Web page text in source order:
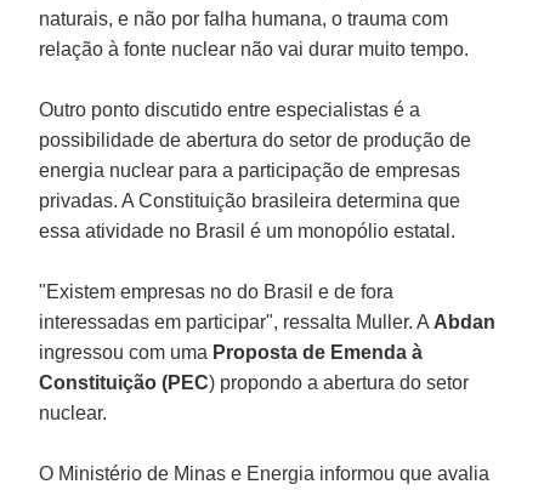
naturais, e não por falha humana, o trauma com
relação à fonte nuclear não vai durar muito tempo.
Outro ponto discutido entre especialistas é a
possibilidade de abertura do setor de produção de
energia nuclear para a participação de empresas
privadas. A Constituição brasileira determina que
essa atividade no Brasil é um monopólio estatal.
"Existem empresas no do Brasil e de fora
interessadas em participar", ressalta Muller. A Abdan
ingressou com uma Proposta de Emenda à
Constituição (PEC) propondo a abertura do setor
nuclear.
O Ministério de Minas e Energia informou que avalia